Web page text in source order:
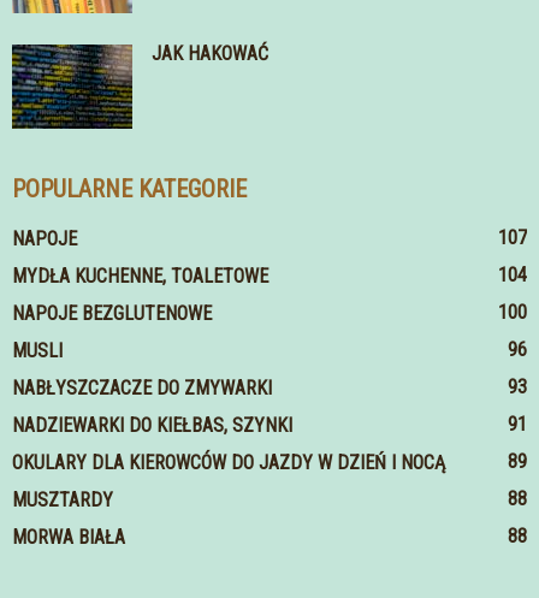
JAK HAKOWAĆ
POPULARNE KATEGORIE
NAPOJE
107
MYDŁA KUCHENNE, TOALETOWE
104
NAPOJE BEZGLUTENOWE
100
MUSLI
96
NABŁYSZCZACZE DO ZMYWARKI
93
NADZIEWARKI DO KIEŁBAS, SZYNKI
91
OKULARY DLA KIEROWCÓW DO JAZDY W DZIEŃ I NOCĄ
89
MUSZTARDY
88
MORWA BIAŁA
88